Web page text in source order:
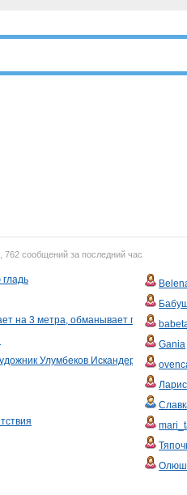
762 сообщений за последний час
на 3 метра, обманывает гепардов и
Gania
Улумбеков Искандер (Россия,